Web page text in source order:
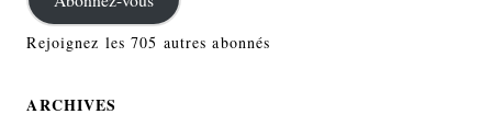
Rejoignez les 705 autres abonnés
ARCHIVES